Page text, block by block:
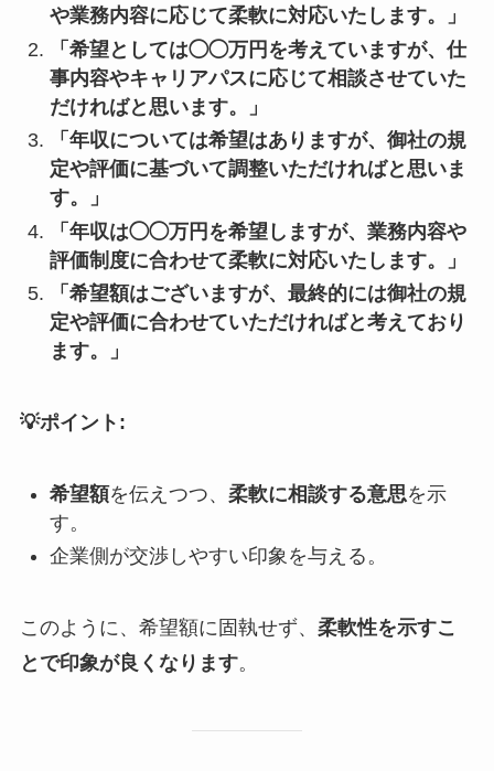
や業務内容に応じて柔軟に対応いたします。」
「希望としては◯◯万円を考えていますが、仕
事内容やキャリアパスに応じて相談させていた
だければと思います。」
「年収については希望はありますが、御社の規
定や評価に基づいて調整いただければと思いま
す。」
「年収は◯◯万円を希望しますが、業務内容や
評価制度に合わせて柔軟に対応いたします。」
「希望額はございますが、最終的には御社の規
定や評価に合わせていただければと考えており
ます。」
💡ポイント:
希望額を伝えつつ、 柔軟に相談する意思を示
す。
企業側が交渉しやすい印象を与える。
このように、希望額に固執せず、 柔軟性を示すこ
とで印象が良くなります。